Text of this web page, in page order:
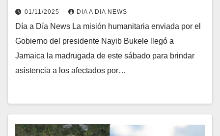
01/11/2025 DIA A DIA NEWS
Día a Día News La misión humanitaria enviada por el
Gobierno del presidente Nayib Bukele llegó a
Jamaica la madrugada de este sábado para brindar
asistencia a los afectados por…